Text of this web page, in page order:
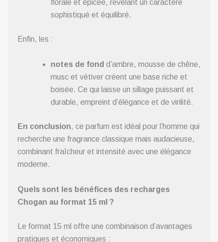
florale et épicée, révélant un caractère
sophistiqué et équilibré.
Enfin, les :
notes de fond d’ambre, mousse de chêne,
musc et vétiver créent une base riche et
boisée. Ce qui laisse un sillage puissant et
durable, empreint d’élégance et de virilité.
En conclusion, ce parfum est idéal pour l’homme qui
recherche une fragrance classique mais audacieuse,
combinant fraîcheur et intensité avec une élégance
moderne.
Quels sont les bénéfices des recharges
Chogan au format 15 ml ?
Le format 15 ml offre une combinaison d’avantages
pratiques et économiques :